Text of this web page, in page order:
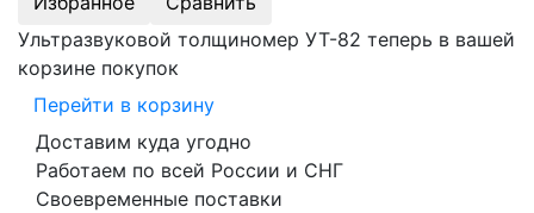
Ультразвуковой толщиномер УТ-82 теперь в вашей
корзине покупок
Перейти в корзину
Доставим куда угодно
Работаем по всей России и СНГ
Своевременные поставки